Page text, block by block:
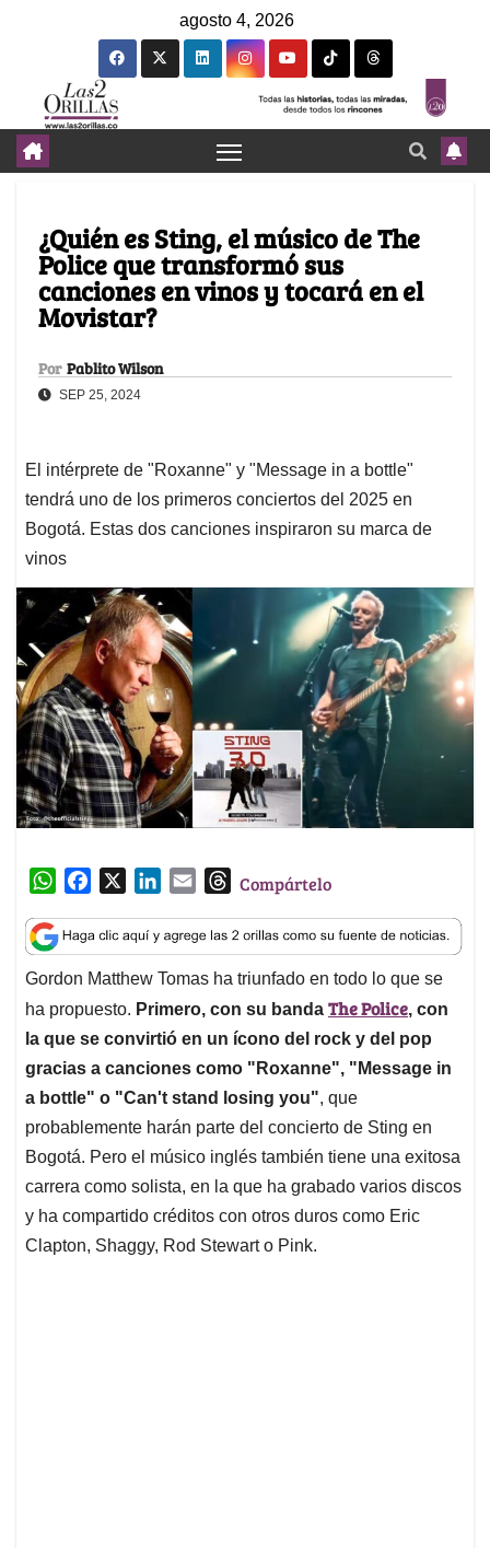
agosto 4, 2026
¿Quién es Sting, el músico de The
Police que transformó sus
canciones en vinos y tocará en el
Movistar?
Por Pablito Wilson
SEP 25, 2024
El intérprete de "Roxanne" y "Message in a bottle"
tendrá uno de los primeros conciertos del 2025 en
Bogotá. Estas dos canciones inspiraron su marca de
vinos
W
a
t
s
A
p
p
c
e
b
o
o
k
n
k
e
d
I
n
a
i
l
T
r
e
a
d
s
Compártelo
Gordon Matthew Tomas ha triunfado en todo lo que se
ha propuesto. Primero, con su banda The Police, con
la que se convirtió en un ícono del rock y del pop
gracias a canciones como "Roxanne", "Message in
a bottle" o "Can't stand losing you", que
probablemente harán parte del concierto de Sting en
Bogotá. Pero el músico inglés también tiene una exitosa
carrera como solista, en la que ha grabado varios discos
y ha compartido créditos con otros duros como Eric
Clapton, Shaggy, Rod Stewart o Pink.